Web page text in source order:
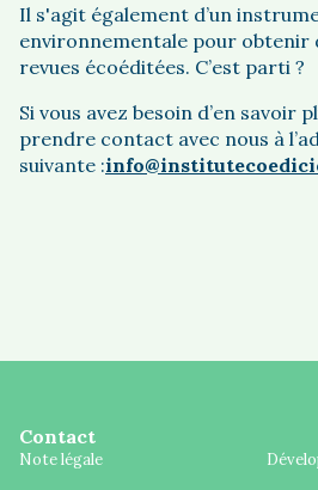
Il s'agit également d’un
environnementale pour obtenir
revues écoéditées. C’est parti ?
Si vous avez besoin d’en savoir
prendre contact avec nous à
suivante :
Contact
Note légale